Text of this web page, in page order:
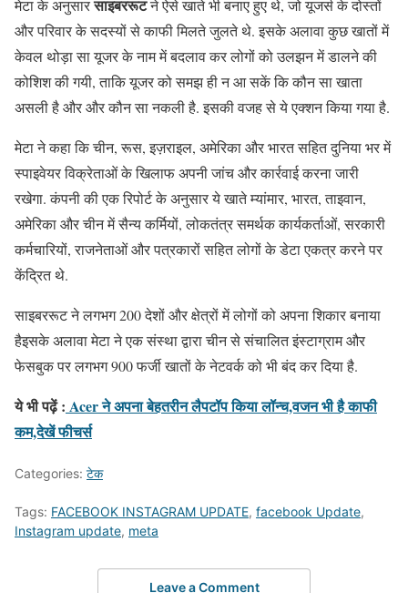
मेटा के अनुसारसाइबररूटने ऐसे खाते भी बनाए हुए थे, जो यूजर्स के दोस्तों
और परिवार के सदस्यों से काफी मिलते जुलते थे. इसके अलावा कुछ खातों में
केवल थोड़ा सा यूजर के नाम में बदलाव कर लोगों को उलझन में डालने की
कोशिश की गयी, ताकि यूजर को समझ ही न आ सकें कि कौन सा खाता
असली है और और कौन सा नकली है. इसकी वजह से ये एक्शन किया गया है.
मेटा ने कहा कि चीन, रूस, इज़राइल, अमेरिका और भारत सहित दुनिया भर में
स्पाइवेयर विक्रेताओं के खिलाफ अपनी जांच और कार्रवाई करना जारी
रखेगा. कंपनी की एक रिपोर्ट के अनुसार ये खाते म्यांमार, भारत, ताइवान,
अमेरिका और चीन में सैन्य कर्मियों, लोकतंत्र समर्थक कार्यकर्ताओं, सरकारी
कर्मचारियों, राजनेताओं और पत्रकारों सहित लोगों के डेटा एकत्र करने पर
केंद्रित थे.
साइबररूट ने लगभग 200 देशों और क्षेत्रों में लोगों को अपना शिकार बनाया
हैइसके अलावा मेटा ने एक संस्था द्वारा चीन से संचालित इंस्टाग्राम और
फेसबुक पर लगभग 900 फर्जी खातों के नेटवर्क को भी बंद कर दिया है.
ये भी पढ़ें : Acer ने अपना बेहतरीन लैपटॉप किया लॉन्च,वजन भी है काफी
कम,देखें फीचर्स
Categories: टेक
Tags: FACEBOOK INSTAGRAM UPDATE, facebook Update,
Instagram update, meta
Leave a Comment